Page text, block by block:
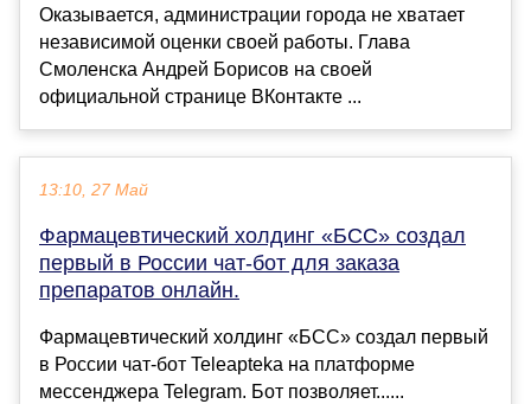
Оказывается, администрации города не хватает
независимой оценки своей работы. Глава
Смоленска Андрей Борисов на своей
официальной странице ВКонтакте ...
13:10, 27 Май
Фармацевтический холдинг «БСС» создал
первый в России чат-бот для заказа
препаратов онлайн.
Фармацевтический холдинг «БСС» создал первый
в России чат-бот Teleapteka на платформе
мессенджера Telegram. Бот позволяет......